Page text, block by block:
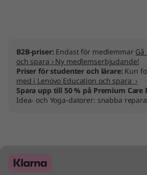
B2B-priser: Endast för medlemmar
och spara › Ny medlemserbjudande!
Priser för studenter och lärare: Kun
med i Lenovo Education och spara ›
Spara upp till 50 % på Premium Care
Idea- och Yoga-datorer: snabba